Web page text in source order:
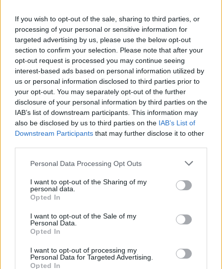
If you wish to opt-out of the sale, sharing to third parties, or
processing of your personal or sensitive information for
targeted advertising by us, please use the below opt-out
section to confirm your selection. Please note that after your
opt-out request is processed you may continue seeing
interest-based ads based on personal information utilized by
us or personal information disclosed to third parties prior to
your opt-out. You may separately opt-out of the further
disclosure of your personal information by third parties on the
IAB’s list of downstream participants. This information may
also be disclosed by us to third parties on the IAB’s List of
Downstream Participants that may further disclose it to other
Personal Data Processing Opt Outs
I want to opt-out of the Sharing of my
personal data.
Opted In
I want to opt-out of the Sale of my
Personal Data.
Opted In
I want to opt-out of processing my
Personal Data for Targeted Advertising.
Opted In
Sätt ugnen på 200 grader.
Blanda alla torra ingredienser i en bunke.
Rör i filmjölk, honung och fikonen. Rör ihop allt till en
kladdig smet.
Häll upp smeten i en limpform, ca 1,5 liter, klädd med
bakplåtspapper.
Grädda i nedre delen av ugnen ca 50-60 minuter.
Ta upp limpan ur formen och låt den svalna under
INGREDIENSER
400 g färsk filodeg
220 smör
SIRAP
3 1/2 dl strösocker